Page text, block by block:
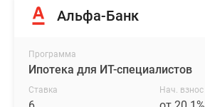
отопления.
Также
берет
себя
Альфа-Банк
Программа
Ипотека для ИТ-специалистов
Ставка Нач. взнос